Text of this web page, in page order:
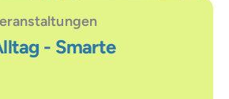
- Smarte